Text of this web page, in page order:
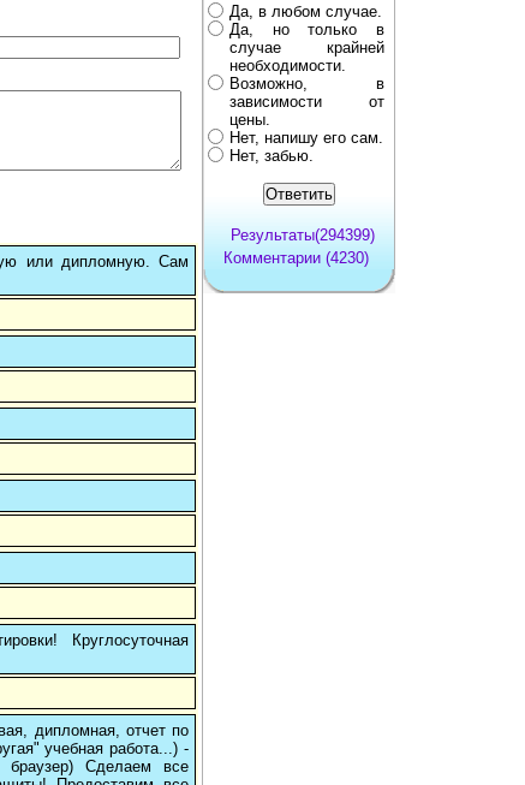
или дипломную. Сам
Круглосуточная
дипломная, отчет по
учебная работа...) -
браузер) Сделаем все
Да, в любом случае.
Да, но только в
случае крайней
необходимости.
Возможно, в
зависимости от
цены.
Нет, напишу его сам.
Нет, забью.
Результаты(294399)
Комментарии (4230)